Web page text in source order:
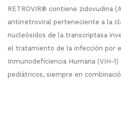
RETROVIR® contiene zidovudina
antirretroviral perteneciente a la
nucleósidos de la transcriptasa
el tratamiento de la infección por
Inmunodeficiencia Humana (VIH-
pediátricos, siempre en